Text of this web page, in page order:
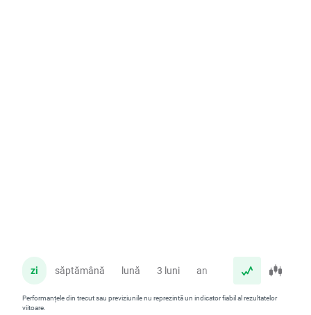
zi săptămână lună 3 luni an
Performanțele din trecut sau previziunile nu reprezintă un indicator fiabil al rezultatelor
viitoare.